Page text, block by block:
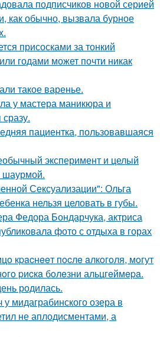
подписчиков новой серией
как обычно, вызвала бурное
присосками за тонкий
годами может почти никак
такое варенье.
у мастера маникюра и
пациентка, пользовавшаяся
эксперимент и целый
шаурмой.
Сексуализации": Ольга
нельзя целовать в губы.
Федора Бондарчука, актриса
фото с отдыха в горах
кpacнeeт пocлe aлкoгoля, мoгут
pиcкa бoлeзни альцгeймepa.
родилась.
мидаграбинского озера в
не аплодисментами, а